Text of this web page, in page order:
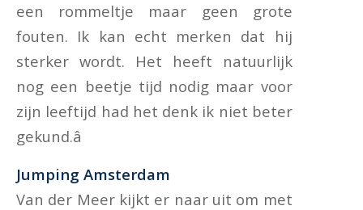
een rommeltje maar geen grote
fouten. Ik kan echt merken dat hij
sterker wordt. Het heeft natuurlijk
nog een beetje tijd nodig maar voor
zijn leeftijd had het denk ik niet beter
gekund.â
Jumping Amsterdam
Van der Meer kijkt er naar uit om met